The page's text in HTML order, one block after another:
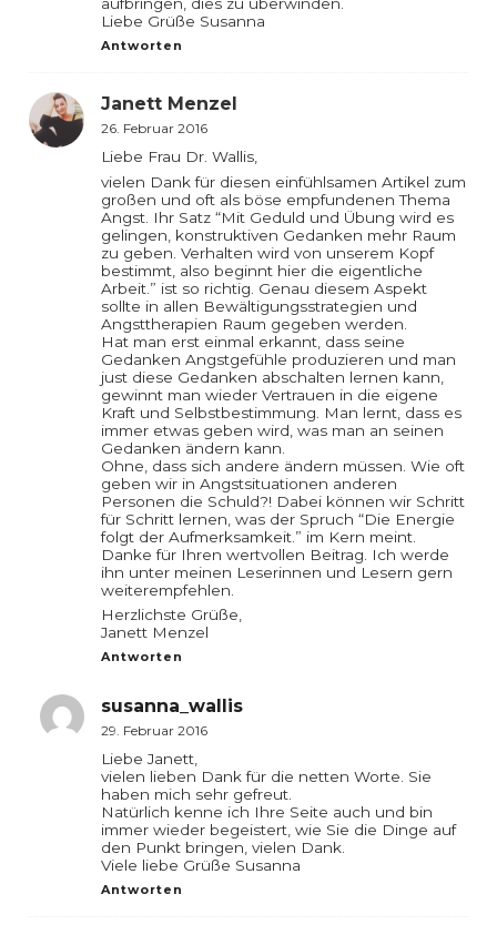
Liebe Grüße Susanna
Antworten
Janett Menzel
26. Februar 2016
Liebe Frau Dr. Wallis,
vielen Dank für diesen einfühlsamen Artikel zum
großen und oft als böse empfundenen Thema
Angst. Ihr Satz “Mit Geduld und Übung wird es
gelingen, konstruktiven Gedanken mehr Raum
zu geben. Verhalten wird von unserem Kopf
bestimmt, also beginnt hier die eigentliche
Arbeit.” ist so richtig. Genau diesem Aspekt
sollte in allen Bewältigungsstrategien und
Angsttherapien Raum gegeben werden.
Hat man erst einmal erkannt, dass seine
Gedanken Angstgefühle produzieren und man
just diese Gedanken abschalten lernen kann,
gewinnt man wieder Vertrauen in die eigene
Kraft und Selbstbestimmung. Man lernt, dass es
immer etwas geben wird, was man an seinen
Gedanken ändern kann.
Ohne, dass sich andere ändern müssen. Wie oft
geben wir in Angstsituationen anderen
Personen die Schuld?! Dabei können wir Schritt
für Schritt lernen, was der Spruch “Die Energie
folgt der Aufmerksamkeit.” im Kern meint.
Danke für Ihren wertvollen Beitrag. Ich werde
ihn unter meinen Leserinnen und Lesern gern
weiterempfehlen.
Herzlichste Grüße,
Janett Menzel
Antworten
susanna_wallis
29. Februar 2016
Liebe Janett,
vielen lieben Dank für die netten Worte. Sie
haben mich sehr gefreut.
Natürlich kenne ich Ihre Seite auch und bin
immer wieder begeistert, wie Sie die Dinge auf
den Punkt bringen, vielen Dank.
Viele liebe Grüße Susanna
Antworten